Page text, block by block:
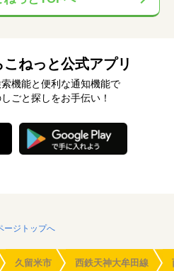
こねっと公式アプリ
機能と便利な通知機能で
ごと探しをお手伝い！
ージトップへ
久留米市 西鉄天神大牟田線